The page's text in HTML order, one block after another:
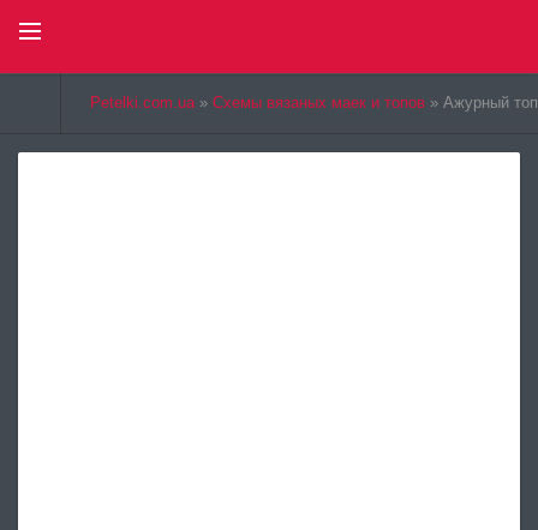
Petelki.com.ua» Схемы вязаных маек и топов » Ажурный